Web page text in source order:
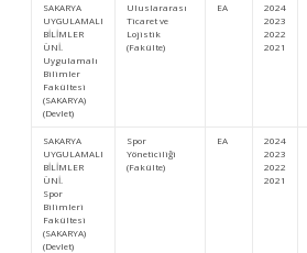
SAKARYA
UYGULAMALI
BİLİMLER
ÜNİ.
Uygulamalı
Bilimler
Fakültesi
(SAKARYA)
(Devlet)
Uluslararası
Ticaret ve
Lojistik
(Fakülte)
EA
2024
2023
2022
2021
SAKARYA
UYGULAMALI
BİLİMLER
ÜNİ.
Spor
Bilimleri
Fakültesi
(SAKARYA)
(Devlet)
Spor
Yöneticiliği
(Fakülte)
EA
2024
2023
2022
2021